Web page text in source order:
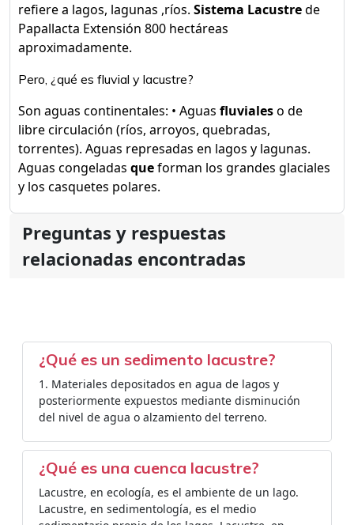
refiere a lagos, lagunas ,ríos. Sistema Lacustrede
Papallacta Extensión 800 hectáreas
aproximadamente.
Pero, ¿qué es fluvial y lacustre?
Son aguas continentales: • Aguas fluvialeso de
libre circulación (ríos, arroyos, quebradas,
torrentes). Aguas represadas en lagos y lagunas.
Aguas congeladas queforman los grandes glaciales
y los casquetes polares.
Preguntas y respuestas
relacionadas encontradas
¿Qué es un sedimento lacustre?
1. Materiales depositados en agua de lagos y
posteriormente expuestos mediante disminución
del nivel de agua o alzamiento del terreno.
¿Qué es una cuenca lacustre?
Lacustre, en ecología, es el ambiente de un lago.
Lacustre, en sedimentología, es el medio